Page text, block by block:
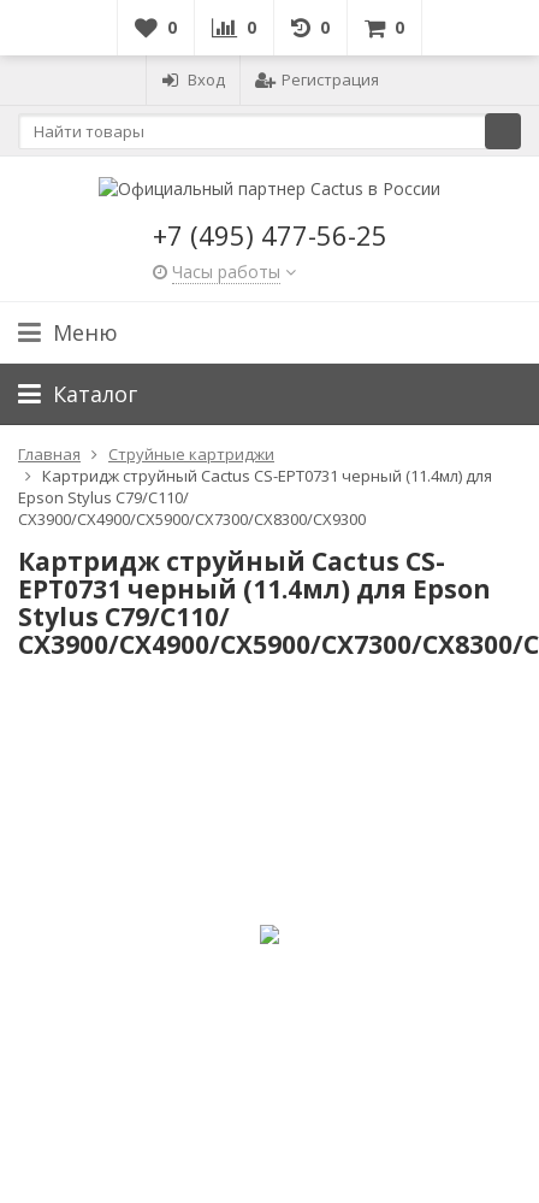
0 0 0 0
Вход Регистрация
+7 (495) 477-56-25
Часы работы
Меню
Каталог
Главная
Струйные картриджи
Картридж струйный Cactus CS-EPT0731 черный (11.4мл) для
Epson Stylus С79/C110/
СХ3900/CX4900/CX5900/CX7300/CX8300/CX9300
Картридж струйный Cactus CS-
EPT0731 черный (11.4мл) для Epson
Stylus С79/C110/
СХ3900/CX4900/CX5900/CX7300/CX8300/